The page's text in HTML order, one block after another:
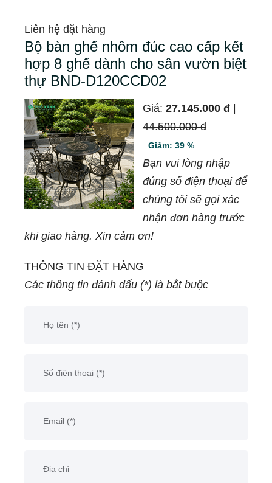
Liên hệ đặt hàng
Bộ bàn ghế nhôm đúc cao cấp kết
hợp 8 ghế dành cho sân vườn biệt
thự BND-D120CCD02
Giá: 27.145.000 đ |
44.500.000 đ
Giảm: 39 %
Bạn vui lòng nhập
đúng số điện thoại để
chúng tôi sẽ gọi xác
nhận đơn hàng trước
khi giao hàng. Xin cảm ơn!
THÔNG TIN ĐẶT HÀNG
Các thông tin đánh dấu (*) là bắt buộc